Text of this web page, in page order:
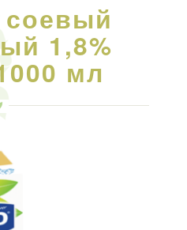
соевый
1,8%
мл